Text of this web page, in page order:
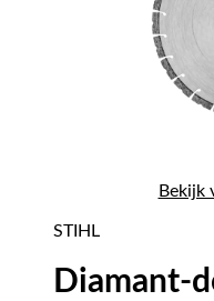
Bekijk
STIHL
Diamant-